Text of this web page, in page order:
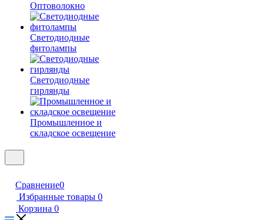
Оптоволокно
Светодиодные
фитолампы
Светодиодные
гирлянды
Промышленное и
складское освещение
Сравнение0
Избранные товары 0
Корзина 0